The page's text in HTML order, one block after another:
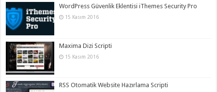
WordPress Güvenlik Eklentisi iThemes Security Pro
15 Kasım 2016
Maxima Dizi Scripti
15 Kasım 2016
RSS Otomatik Website Hazırlama Scripti